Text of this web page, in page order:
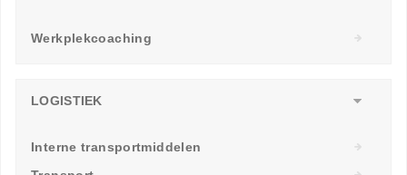
Werkplekcoaching
LOGISTIEK
Interne transportmiddelen